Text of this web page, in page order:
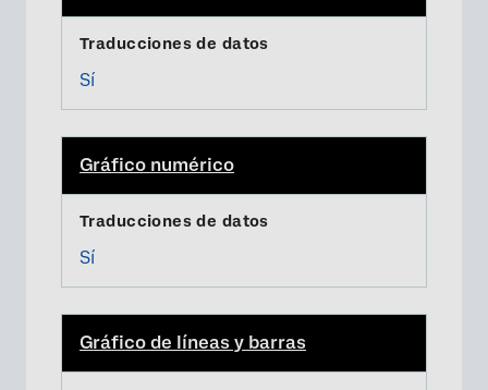
Sí
Gráfico numérico
Sí
Gráfico de líneas y barras